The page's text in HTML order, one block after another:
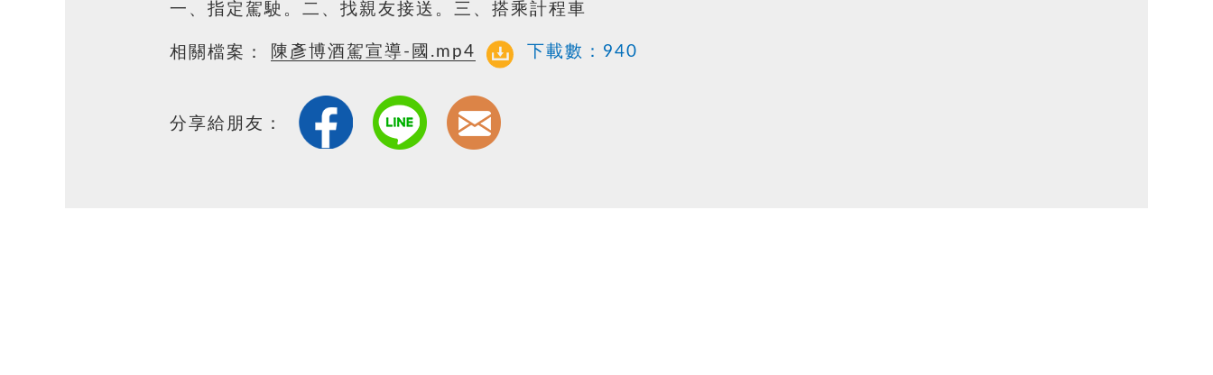
一、指定駕駛。二、找親友接送。三、搭乘計程車
相關檔案： 陳彥博酒駕宣導-國.mp4 下載數： 940
分享給朋友：